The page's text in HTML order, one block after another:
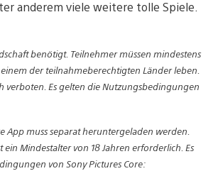
anderem viele weitere tolle Spiele.
benötigt. Teilnehmer müssen mindestens
der teilnahmeberechtigten Länder leben.
verboten. Es gelten die Nutzungsbedingungen
App muss separat heruntergeladen werden.
ein Mindestalter von 18 Jahren erforderlich. Es
von Sony Pictures Core: